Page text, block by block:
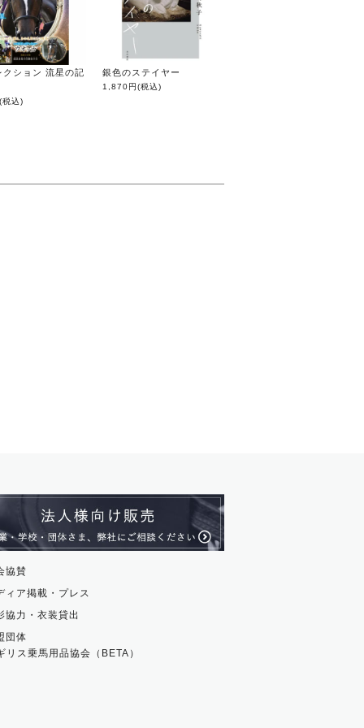
クション 流星の記
(税込)
銀色のステイヤー
1,870円(税込)
協賛
ィア掲載・プレス
協力・衣装貸出
団体
リス乗馬用品協会（BETA）